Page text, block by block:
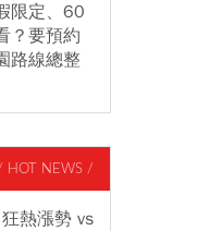
限定、60
？要預約
路線總整
HOT NEWS /
熱漲勢 vs